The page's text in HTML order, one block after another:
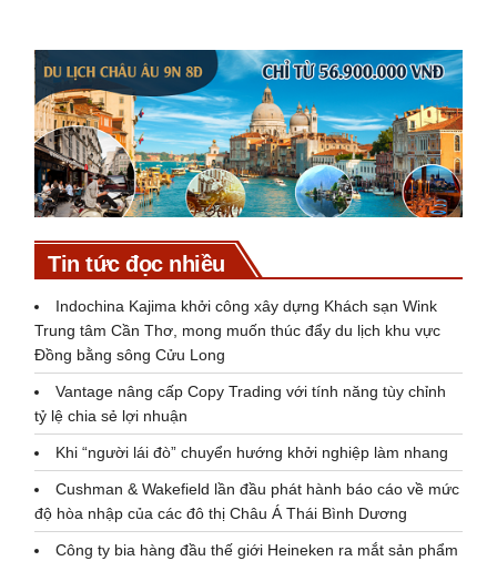
Tin tức đọc nhiều
Indochina Kajima khởi công xây dựng Khách sạn Wink
Trung tâm Cần Thơ, mong muốn thúc đẩy du lịch khu vực
Đồng bằng sông Cửu Long
Vantage nâng cấp Copy Trading với tính năng tùy chỉnh
tỷ lệ chia sẻ lợi nhuận
Khi “người lái đò” chuyển hướng khởi nghiệp làm nhang
Cushman & Wakefield lần đầu phát hành báo cáo về mức
độ hòa nhập của các đô thị Châu Á Thái Bình Dương
Công ty bia hàng đầu thế giới Heineken ra mắt sản phẩm